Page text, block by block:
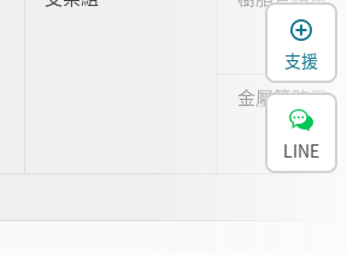
金屬管路用
支援
LINE